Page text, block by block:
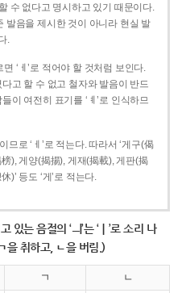
수 없다고 명시하고 있기 때문이다.
발음을 제시한 것이 아니라 현실 발
.
‘ㅔ’로 적어야 할 것처럼 보인다.
고 할 수 없고 철자와 발음이 반드
이 여전히 표기를 ‘ㅖ’로 인식하므
므로 ‘ㅔ’로 적는다. 따라서 ‘게구(偈
), 게양(揭揚), 게재(揭載), 게판(揭
)’ 등도 ‘게’로 적는다.
있는 음절의 ‘ㅢ’는 ‘ㅣ’로 소리 나
을 취하고, ㄴ을 버림.)
ㄱ ㄴ